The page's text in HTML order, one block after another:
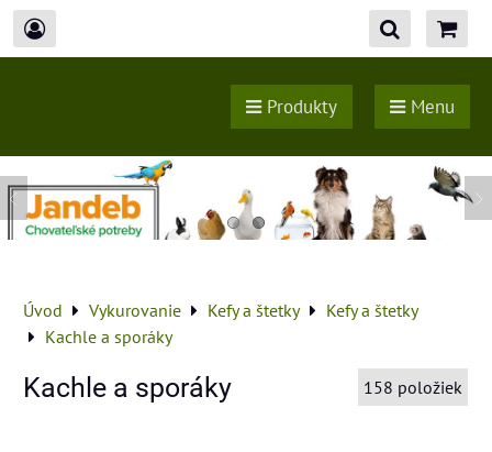
Produkty Menu
Úvod Vykurovanie Kefy a štetky
Kefy a štetky
Kachle a sporáky
Kachle a sporáky 158 položiek